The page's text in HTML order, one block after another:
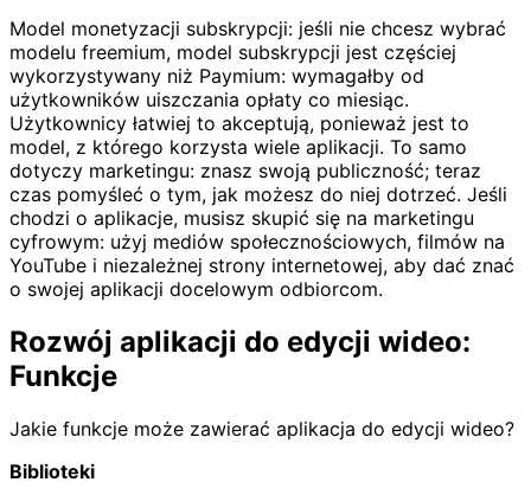
Model monetyzacji subskrypcji: jeśli nie chcesz wybrać
modelu freemium, model subskrypcji jest częściej
wykorzystywany niż Paymium: wymagałby od
użytkowników uiszczania opłaty co miesiąc.
Użytkownicy łatwiej to akceptują, ponieważ jest to
model, z którego korzysta wiele aplikacji. To samo
dotyczy marketingu: znasz swoją publiczność; teraz
czas pomyśleć o tym, jak możesz do niej dotrzeć. Jeśli
chodzi o aplikacje, musisz skupić się na marketingu
cyfrowym: użyj mediów społecznościowych, filmów na
YouTube i niezależnej strony internetowej, aby dać znać
o swojej aplikacji docelowym odbiorcom.
Rozwój aplikacji do edycji wideo:
Funkcje
Jakie funkcje może zawierać aplikacja do edycji wideo?
Biblioteki